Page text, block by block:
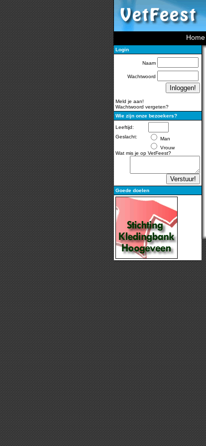
Home
Login
Naam
Wachtwoord
Meld je aan!
Wachtwoord vergeten?
Wie zijn onze bezoekers?
Leeftijd:
Geslacht:
Man
Vrouw
Wat mis je op VetFeest?
Goede doelen